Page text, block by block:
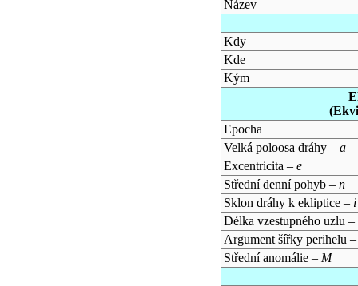
Název
Kdy
Kde
Kým
Epocha
Velká poloosa dráhy – a
Excentricita – e
Střední denní pohyb – n
Sklon dráhy k ekliptice – i
Délka vzestupného uzlu –
Argument šířky perihelu
Střední anomálie – M